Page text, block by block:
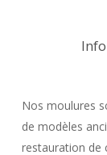
Nos moulures
de modèles
restauration de